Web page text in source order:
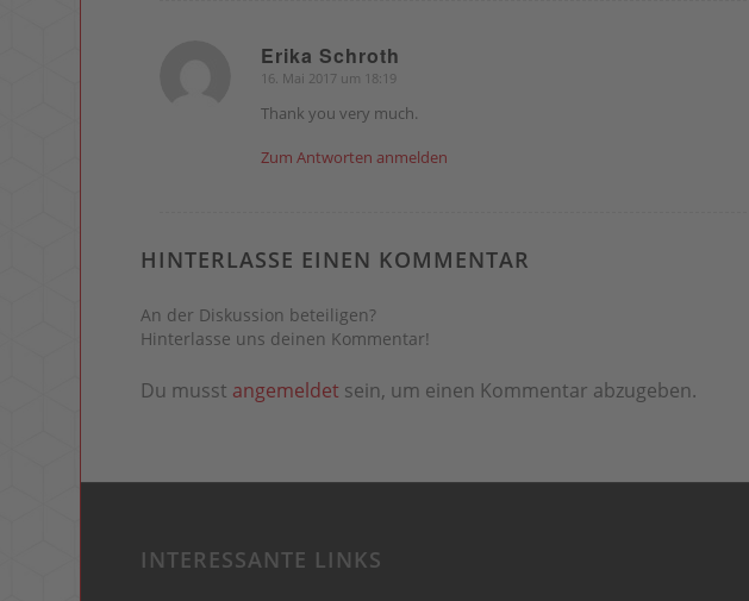
Erika Schroth
sagte:
16. Mai 2017 um 18:19
Thank you very much.
Zum Antworten anmelden
HINTERLASSE EINEN KOMMENTAR
An der Diskussion beteiligen?
Hinterlasse uns deinen Kommentar!
Du musst angemeldet sein, um einen Kommentar abzugeben.
INTERESSANTE LINKS